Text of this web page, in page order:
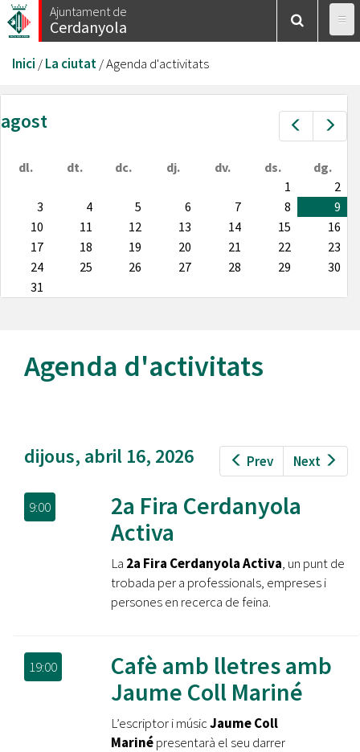
Vés
al
Ajuntament de
Cerdanyola
Esteu
aquí
Inici /La ciutat/Agenda d'activitats
Prev
agost
dl. dt. dc. dj. dv. ds.
dg.
1
2
3
4 5 6 7 8
9
10
11 12 13 14 15
16
17
18 19 20 21 22
23
24
25 26 27 28 29
30
31
Agenda d'activitats
Prev Next
dijous, abril 16, 2026
9:00
2a Fira Cerdanyola
Activa
La 2a Fira Cerdanyola Activa, un punt de
trobada per a professionals, empreses i
persones en recerca de feina.
19:00
Cafè amb lletres amb
Jaume Coll Mariné
L’escriptor i músicJaume Coll
Marinépresentarà el seu darrer